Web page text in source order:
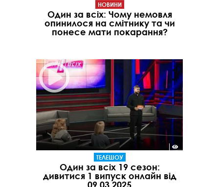
НОВИНИ
Один за всіх: Чому немовля
опинилося на смітнику та чи
понесе мати покарання?
ТЕЛЕШОУ
Один за всіх 19 сезон:
дивитися 1 випуск онлайн від
09.03.2025